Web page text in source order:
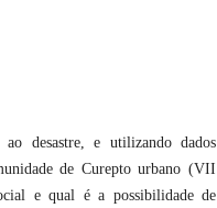
desastre, e utilizando dados
de Curepto urbano (VII
e qual é a possibilidade de